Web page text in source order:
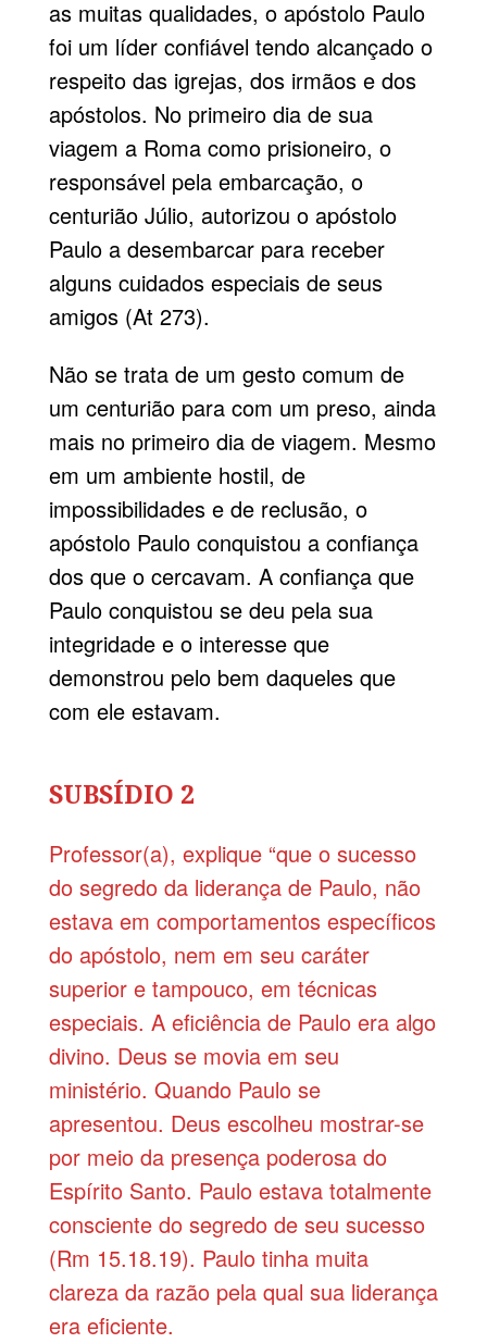
as muitas qualidades, o apóstolo Paulo
foi um líder confiável tendo alcançado o
respeito das igrejas, dos irmãos e dos
apóstolos. No primeiro dia de sua
viagem a Roma como prisioneiro, o
responsável pela embarcação, o
centurião Júlio, autorizou o apóstolo
Paulo a desembarcar para receber
alguns cuidados especiais de seus
amigos (At 273).
Não se trata de um gesto comum de
um centurião para com um preso, ainda
mais no primeiro dia de viagem. Mesmo
em um ambiente hostil, de
impossibilidades e de reclusão, o
apóstolo Paulo conquis­tou a confiança
dos que o cercavam. A confiança que
Paulo conquistou se deu pela sua
integridade e o interesse que
demonstrou pelo bem daqueles que
com ele estavam.
SUBSÍDIO 2
Professor(a), explique “que o sucesso
do segredo da liderança de Paulo, não
estava em comportamentos específicos
do apóstolo, nem em seu caráter
superior e tampouco, em técnicas
especiais. A eficiência de Paulo era algo
divino. Deus se movia em seu
ministério. Quando Paulo se
apresentou. Deus escolheu mostrar-se
por meio da presença poderosa do
Espírito Santo. Paulo estava totalmente
consciente do segredo de seu sucesso
(Rm 15.18.19). Paulo tinha muita
clareza da razão pela qual sua liderança
era eficiente.